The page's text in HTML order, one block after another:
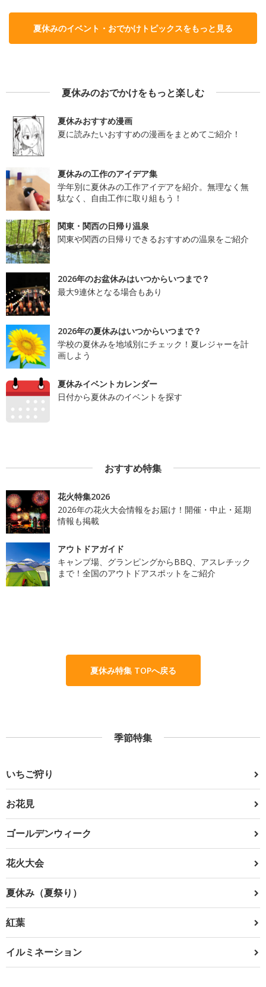
夏休みのイベント・おでかけトピックスをもっと見る
夏休みのおでかけをもっと楽しむ
夏休みおすすめ漫画
夏に読みたいおすすめの漫画をまとめてご紹介！
夏休みの工作のアイデア集
学年別に夏休みの工作アイデアを紹介。無理なく無
駄なく、自由工作に取り組もう！
関東・関西の日帰り温泉
関東や関西の日帰りできるおすすめの温泉をご紹介
2026年のお盆休みはいつからいつまで？
最大9連休となる場合もあり
2026年の夏休みはいつからいつまで？
学校の夏休みを地域別にチェック！夏レジャーを計
画しよう
夏休みイベントカレンダー
日付から夏休みのイベントを探す
おすすめ特集
花火特集2026
2026年の花火大会情報をお届け！開催・中止・延期
情報も掲載
アウトドアガイド
キャンプ場、グランピングからBBQ、アスレチック
まで！全国のアウトドアスポットをご紹介
夏休み特集 TOPへ戻る
季節特集
いちご狩り
お花見
ゴールデンウィーク
花火大会
夏休み（夏祭り）
紅葉
イルミネーション